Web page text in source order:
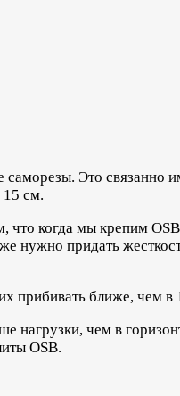
Это связанно
15 см.
что когда мы крепим
нужно придать
прибивать ближе, чем в
нагрузки, чем в
OSB.